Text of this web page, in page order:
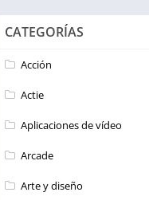
CATEGORÍAS
Acción
Actie
Aplicaciones de vídeo
Arcade
Arte y diseño